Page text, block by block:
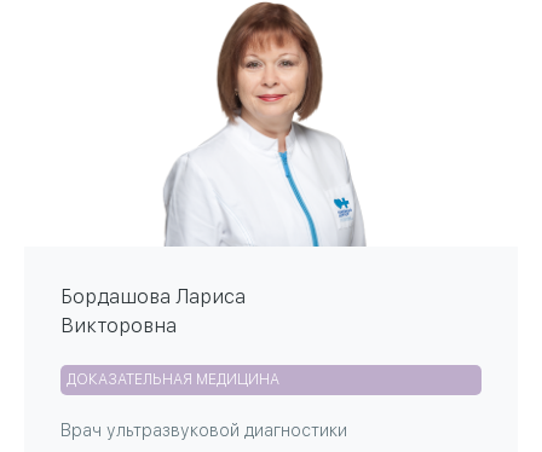
Бордашова Лариса
Викторовна
ДОКАЗАТЕЛЬНАЯ МЕДИЦИНА
Врач ультразвуковой диагностики